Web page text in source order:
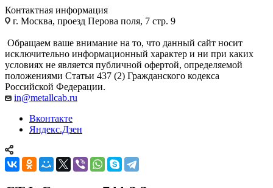
Контактная информация
г. Москва, проезд Перова поля, 7 стр. 9
Обращаем ваше внимание на то, что данный сайт носит
исключительно информационный характер и ни при каких
условиях не является публичной офертой, определяемой
положениями Статьи 437 (2) Гражданского кодекса
Российской Федерации.
in@metallcab.ru
Вконтакте
Яндекс.Дзен